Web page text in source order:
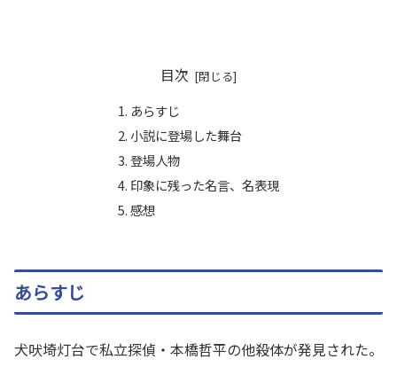
目次
あらすじ
小説に登場した舞台
登場人物
印象に残った名言、名表現
感想
あらすじ
犬吠埼灯台で私立探偵・本橋哲平の他殺体が発見された。